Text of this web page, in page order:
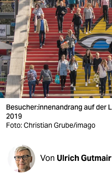
berlin
nord
wahrheit
verlag
verlag
veranstaltungen
shop
fragen & hilfe
Be­su­che­r:in­nen­an­drang auf der
2019
Foto: Christian Grube/imago
Von Ulrich Gutmair